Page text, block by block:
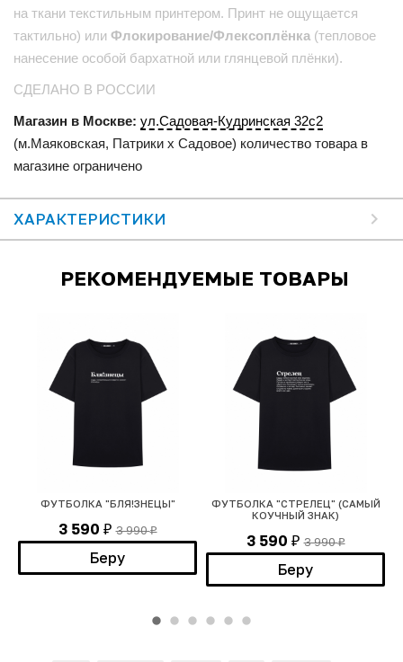
на ткани текстильным принтером. Принт не ощущается
тактильно) или Флокирование/Флексоплёнка (тепловое
нанесение особой бархатной или глянцевой плёнки).
СДЕЛАНО В РОССИИ
Магазин в Москве: ул.Садовая-Кудринская 32с2
(м.Маяковская, Патрики x Садовое) количество товара в
магазине ограничено
ХАРАКТЕРИСТИКИ
РЕКОМЕНДУЕМЫЕ ТОВАРЫ
ФУТБОЛКА "БЛЯ!ЗНЕЦЫ"
3 590 ₽ 3 990₽
Беру
ФУТБОЛКА "СТРЕЛЕЦ" (САМЫЙ
КОУЧНЫЙ ЗНАК)
3 590 ₽ 3 990₽
Беру